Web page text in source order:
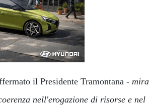
il Presidente Tramontana - mira
nell'erogazione di risorse e nel